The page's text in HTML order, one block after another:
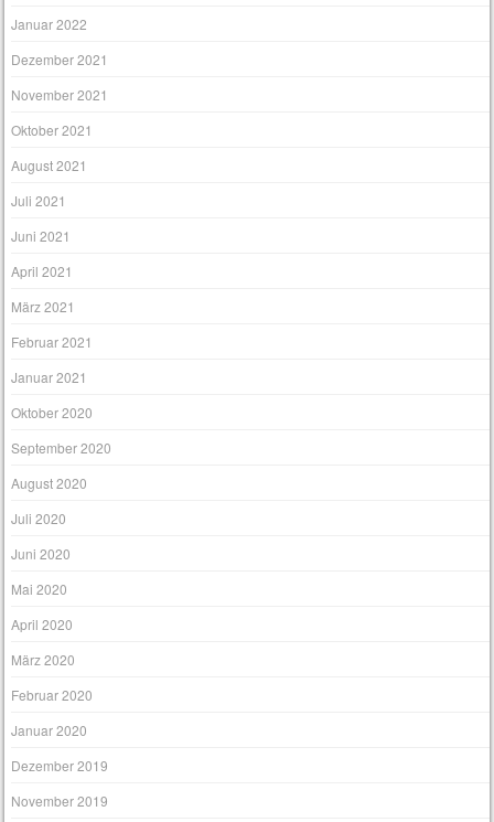
Januar 2022
Dezember 2021
November 2021
Oktober 2021
August 2021
Juli 2021
Juni 2021
April 2021
März 2021
Februar 2021
Januar 2021
Oktober 2020
September 2020
August 2020
Juli 2020
Juni 2020
Mai 2020
April 2020
März 2020
Februar 2020
Januar 2020
Dezember 2019
November 2019